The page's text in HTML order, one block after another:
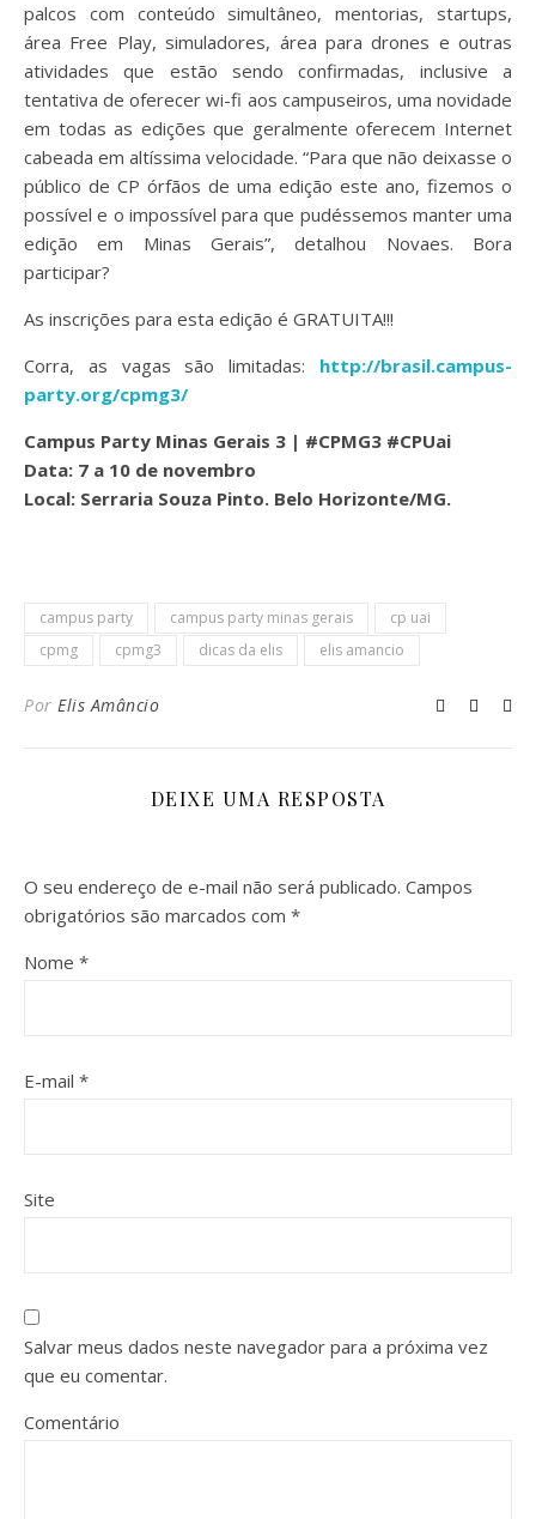
palcos com conteúdo simultâneo, mentorias, startups,
área Free Play, simuladores, área para drones e outras
atividades que estão sendo confirmadas, inclusive a
tentativa de oferecer wi-fi aos campuseiros, uma novidade
em todas as edições que geralmente oferecem Internet
cabeada em altíssima velocidade. “Para que não deixasse o
público de CP órfãos de uma edição este ano, fizemos o
possível e o impossível para que pudéssemos manter uma
edição em Minas Gerais”, detalhou Novaes. Bora
participar?
As inscrições para esta edição é GRATUITA!!!
Corra, as vagas são limitadas: http://brasil.campus-
party.org/cpmg3/
Campus Party Minas Gerais 3 | #CPMG3 #CPUai
Data: 7 a 10 de novembro
Local: Serraria Souza Pinto. Belo Horizonte/MG.
campus party campus party minas gerais
cp uai
cpmg
cpmg3 dicas da elis elis amancio
Por Elis Amâncio
DEIXE UMA RESPOSTA
O seu endereço de e-mail não será publicado. Campos
obrigatórios são marcados com *
Nome *
E-mail *
Site
Salvar meus dados neste navegador para a próxima vez
que eu comentar.
Comentário